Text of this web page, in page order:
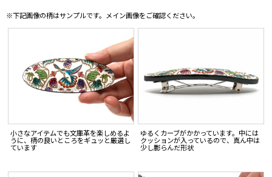
※下記画像の柄はサンプルです。メイン画像をご確認ください。
小さなアイテムでも文庫革を楽しめるよ
うに、柄の良いところをギュッと厳選し
ています
ゆるくカーブがかかっています。中には
クッションが入っているので、真ん中は
少し膨らんだ形状